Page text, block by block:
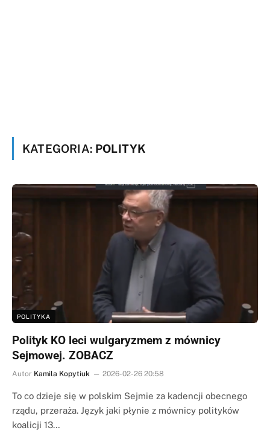
KATEGORIA: POLITYK
POLITYKA
Polityk KO leci wulgaryzmem z mównicy
Sejmowej. ZOBACZ
Autor Kamila Kopytiuk 2026-02-26 20:58
To co dzieje się w polskim Sejmie za kadencji obecnego
rządu, przeraża. Język jaki płynie z mównicy polityków
koalicji 13…